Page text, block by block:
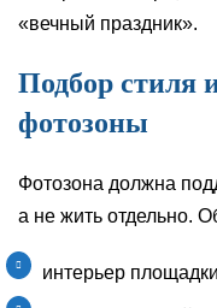
«вечный праздник».
Подбор стиля
фотозоны
Фотозона должна
а не жить отдельно.
интерьер